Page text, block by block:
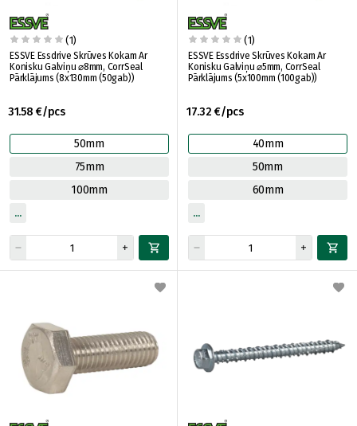
(1)
ESSVE Essdrive Skrūves Kokam Ar
Konisku Galviņu ⌀8mm, CorrSeal
Pārklājums (8x130mm (50gab))
31.58 €/pcs
50mm
75mm
100mm
(1)
ESSVE Essdrive Skrūves Kokam Ar
Konisku Galviņu ⌀5mm, CorrSeal
Pārklājums (5x100mm (100gab))
17.32 €/pcs
40mm
50mm
60mm